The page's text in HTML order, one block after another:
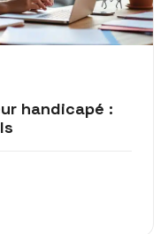
handicapé :